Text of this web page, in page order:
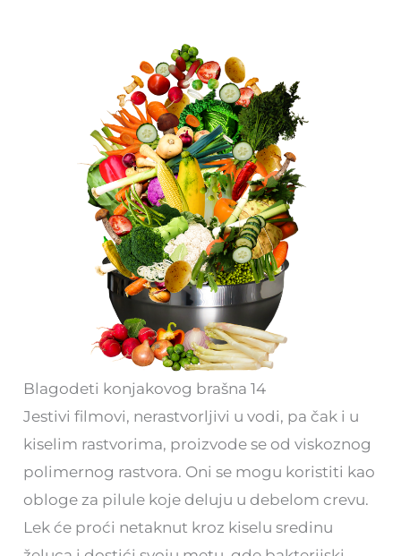
Blagodeti konjakovog brašna 14
Jestivi filmovi, nerastvorljivi u vodi, pa čak i u
kiselim rastvorima, proizvode se od viskoznog
polimernog rastvora. Oni se mogu koristiti kao
obloge za pilule koje deluju u debelom crevu.
Lek će proći netaknut kroz kiselu sredinu